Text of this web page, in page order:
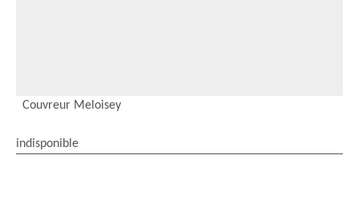
Couvreur Meloisey
indisponible